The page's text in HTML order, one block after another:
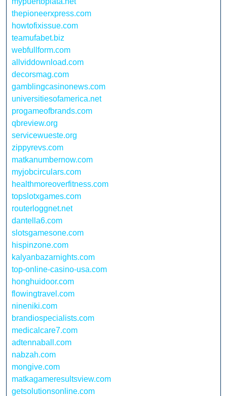
thepioneerxpress.com
howtofixissue.com
teamufabet.biz
webfullform.com
allviddownload.com
decorsmag.com
gamblingcasinonews.com
universitiesofamerica.net
progameofbrands.com
qbreview.org
servicewueste.org
zippyrevs.com
matkanumbernow.com
myjobcirculars.com
healthmoreoverfitness.com
topslotxgames.com
routerloggnet.net
dantella6.com
slotsgamesone.com
hispinzone.com
kalyanbazarnights.com
top-online-casino-usa.com
honghuidoor.com
flowingtravel.com
nineniki.com
brandiospecialists.com
medicalcare7.com
adtennaball.com
nabzah.com
mongive.com
matkagameresultsview.com
getsolutionsonline.com